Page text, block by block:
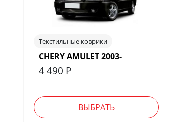
Текстильные коврики
CHERY AMULET 2003-
4 490 Р
ВЫБРАТЬ